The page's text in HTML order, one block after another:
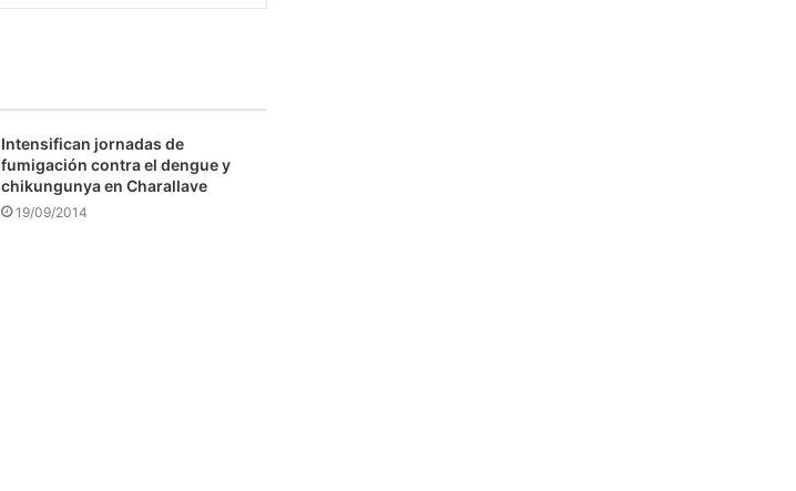
Intensifican jornadas de
fumigación contra el dengue y
chikungunya en Charallave
19/09/2014